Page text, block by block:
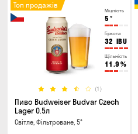
Міцність
5 °
Гіркота
32 IBU
Щільність
11.9 %
(1)
Топ продажів
Пиво Budweiser Budvar Czech
Lager 0.5л
Світле, Фільтроване, 5°